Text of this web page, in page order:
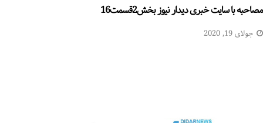
مصاحبه با سایت خبری دیدار نیوز بخش2قسمت16
جولای 19, 2020